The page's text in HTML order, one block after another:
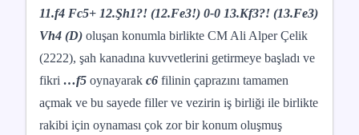
11.f4 Fc5+ 12.Şh1?! (12.Fe3!) 0-0 13.Kf3?! (13.Fe3)
Vh4 (D) oluşan konumla birlikte CM Ali Alper Çelik
(2222), şah kanadına kuvvetlerini getirmeye başladı ve
fikri …f5 oynayarak c6 filinin çaprazını tamamen
açmak ve bu sayede filler ve vezirin iş birliği ile birlikte
rakibi için oynaması çok zor bir konum oluşmuş